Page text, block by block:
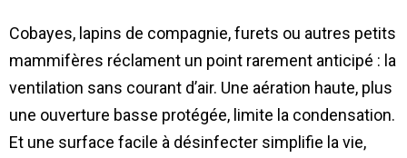
Cobayes, lapins de compagnie, furets ou autres petits
mammifères réclament un point rarement anticipé : la
ventilation sans courant d’air. Une aération haute, plus
une ouverture basse protégée, limite la condensation.
Et une surface facile à désinfecter simplifie la vie,